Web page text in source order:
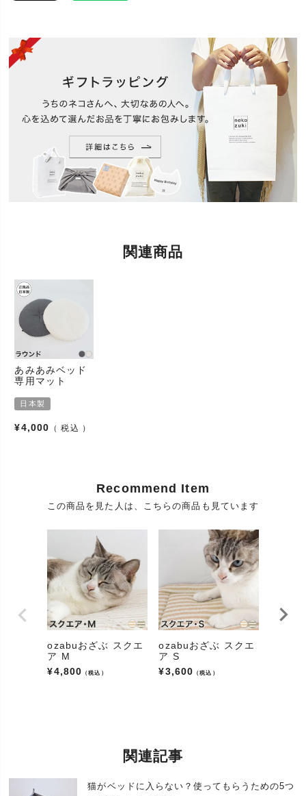
特徴
ド。通気性がよいので快適な寝心地です。ベッド・
マットを使わないとお悩みの方にお試しいただきた
いです。どんなお部屋にもなじむ（インテリアにな
じむ）シンプルかつ、やわらかい色のおしゃれなデ
ザインでプレゼントにもおすすめ。丸洗いできる(洗
える)ので清潔。
洗い方：手洗い、もしくは洗濯機の手洗いモードを
ご使用ください。
洗剤は弱アルカリ性か中性洗剤をお使いになり、塩
素系漂白剤の使用はお避けください。色落ちの恐れ
がありますので他の物と分けて洗ってください。ド
ください。乾燥機の使用はお避けください。風通し
の良い日陰で干してください。吊るし干し可能で
合がございます。予めご了承願います。
使用方法
使用場所
保存・保管
方法
日光が直接あたるところ、温度の高いところや湿気
の多いところでのご使用は変質・変形・変色のもと
素材
パッケージ
袋
宅配便
お届け先の地域により異なります
カテゴリ
猫用 ベッド、マット
猫用品(ネコ用品、ねこ用品)、猫グッズ(ネコグッ
ズ、ねこグッズ、猫goods、キャットグッズ、愛猫グ
ッズ)、猫雑貨(ネコ雑貨、ねこ雑貨、猫雑貨屋)、猫
アイテム(ネコアイテム、ねこアイテム)、猫用具(ネ
コ用具、ねこ用具)、ペット用品(ペットグッズ、ペッ
トグッズショップ、ペットアイテム、ペット雑貨)、
商品(アイテム、小物、インテリア)
通販(ネットショップ/ショップ)、カタログ、専門店
対象の動物
ォールド、スコティッシュフォールドロング)、アメ
毛種などすべての猫種
関連商品
あみあみベッド
専用マット
日本製
¥4,000 税込
Recommend Item
この商品を見た人は、こちらの商品も見ています
ozabuおざぶ スクエ
ア M
¥4,800 （税込）
ozabuおざぶ スクエ
ア S
¥3,600 （税込）
関連記事
猫がベッドに入らない？使ってもらうための5つ